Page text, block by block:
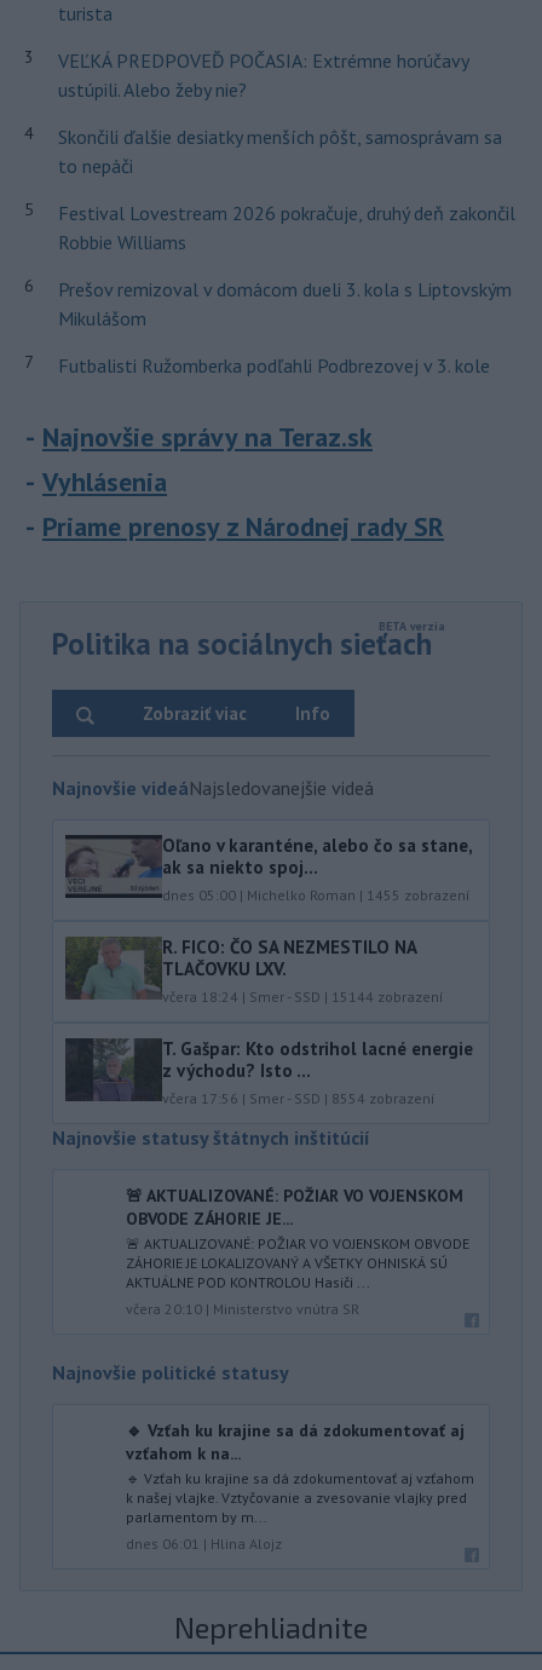
turista
3
VEĽKÁ PREDPOVEĎ POČASIA: Extrémne horúčavy
ustúpili. Alebo žeby nie?
4
Skončili ďalšie desiatky menších pôšt, samosprávam sa
to nepáči
5
Festival Lovestream 2026 pokračuje, druhý deň zakončil
Robbie Williams
6
Prešov remizoval v domácom dueli 3. kola s Liptovským
Mikulášom
7 Futbalisti Ružomberka podľahli Podbrezovej v 3. kole
Najnovšie správy na Teraz.sk
Vyhlásenia
Priame prenosy z Národnej rady SR
Politika na sociálnych sieťach
Info
Zobraziť viac
Najnovšie videáNajsledovanejšie videá
Oľano v karanténe, alebo čo sa stane,
ak sa niekto spoj...
dnes 05:00 | Michelko Roman | 1455 zobrazení
R. FICO: ČO SA NEZMESTILO NA
TLAČOVKU LXV.
včera 18:24 | Smer - SSD | 15144 zobrazení
T. Gašpar: Kto odstrihol lacné energie
z východu? Isto ...
včera 17:56 | Smer - SSD | 8554 zobrazení
Najnovšie statusy štátnych inštitúcií
🚨 AKTUALIZOVANÉ: POŽIAR VO VOJENSKOM
OBVODE ZÁHORIE JE...
🚨 AKTUALIZOVANÉ: POŽIAR VO VOJENSKOM OBVODE
ZÁHORIE JE LOKALIZOVANÝ A VŠETKY OHNISKÁ SÚ
AKTUÁLNE POD KONTROLOU Hasiči ...
včera 20:10 | Ministerstvo vnútra SR
Najnovšie politické statusy
🔹 Vzťah ku krajine sa dá zdokumentovať aj
vzťahom k na...
🔹 Vzťah ku krajine sa dá zdokumentovať aj vzťahom
k našej vlajke. Vztyčovanie a zvesovanie vlajky pred
parlamentom by m...
dnes 06:01 | Hlina Alojz
Neprehliadnite